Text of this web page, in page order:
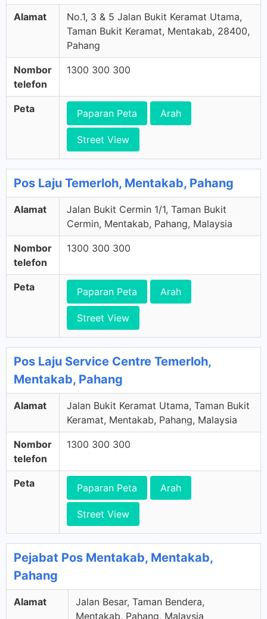
Alamat
No.1, 3 & 5 Jalan Bukit Keramat Utama,
Taman Bukit Keramat, Mentakab, 28400,
Pahang
Nombor
telefon
1300 300 300
Peta Paparan Peta Arah
Street View
Pos Laju Temerloh, Mentakab, Pahang
Alamat
Jalan Bukit Cermin 1/1, Taman Bukit
Cermin, Mentakab, Pahang, Malaysia
Nombor
telefon
1300 300 300
Peta Paparan Peta Arah
Street View
Pos Laju Service Centre Temerloh,
Mentakab, Pahang
Alamat
Jalan Bukit Keramat Utama, Taman Bukit
Keramat, Mentakab, Pahang, Malaysia
Nombor
telefon
1300 300 300
Peta Paparan Peta Arah
Street View
Pejabat Pos Mentakab, Mentakab,
Pahang
Alamat
Jalan Besar, Taman Bendera,
Mentakab, Pahang, Malaysia